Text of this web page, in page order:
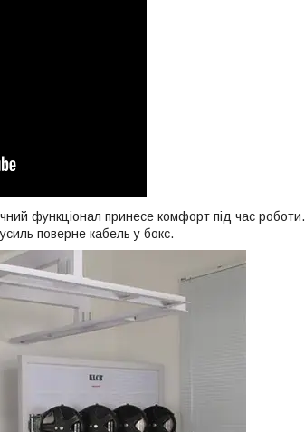
функціонал принесе комфорт під час роботи.
поверне кабель у бокс.